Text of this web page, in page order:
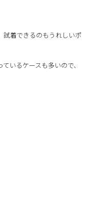
着できるのもうれしいポ
いるケースも多いので、